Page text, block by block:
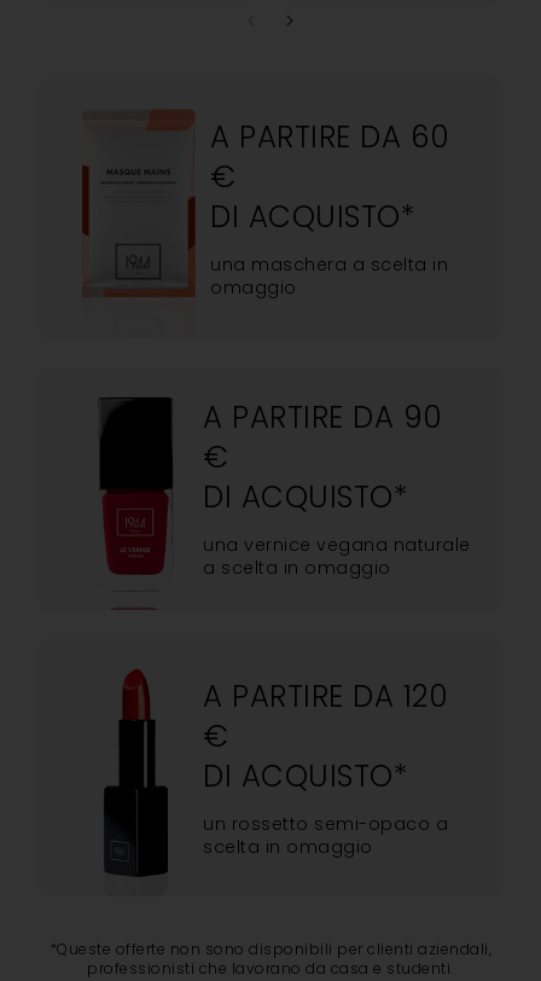
A PARTIRE DA 60
€
DI ACQUISTO*
una maschera a scelta in
omaggio
A PARTIRE DA 90
€
DI ACQUISTO*
una vernice vegana naturale
a scelta in omaggio
A PARTIRE DA 120
€
DI ACQUISTO*
un rossetto semi-opaco a
scelta in omaggio
*Queste offerte non sono disponibili per clienti aziendali,
professionisti che lavorano da casa e studenti.